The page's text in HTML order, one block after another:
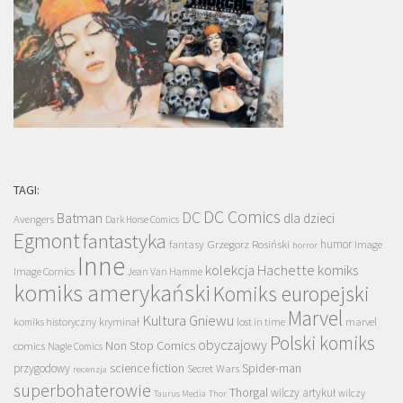
TAGI:
Avengers Batman Dark Horse Comics DC DC Comics dla dzieci
Egmontfantastyka fantasy Grzegorz Rosiński horror humor Image
Image Comics Inne Jean Van Hamme kolekcja Hachette komiks
komiks amerykański Komiks europejski
komiks historyczny kryminał Kultura Gniewu lost in time Marvel marvel
comics Nagle Comics Non Stop Comics obyczajowy Polski komiks
przygodowy recenzja science fiction Secret Wars Spider-man
superbohaterowie Taurus Media Thor Thorgalwilczy artykuł wilczy